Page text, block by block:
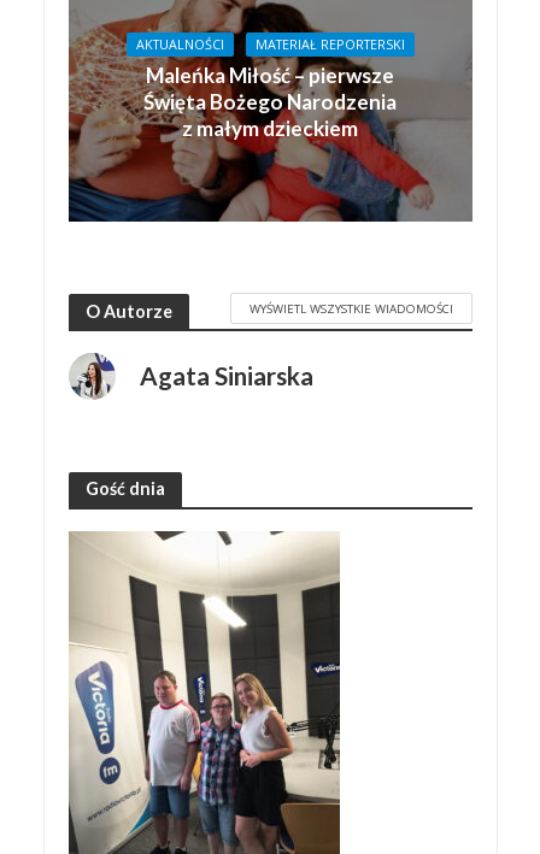
AKTUALNOŚCI MATERIAŁ REPORTERSKI
Maleńka Miłość – pierwsze
Święta Bożego Narodzenia
z małym dzieckiem
O Autorze WYŚWIETL WSZYSTKIE WIADOMOŚCI
Agata Siniarska
Gość dnia